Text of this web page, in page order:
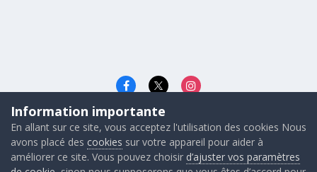
Langue
© 2026 - Gunners FRANCE
Powered by Invision Community
Information importante
En allant sur ce site, vous acceptez l'utilisation des cookies Nous
avons placé des cookies sur votre appareil pour aider à
améliorer ce site. Vous pouvez choisir d’ajuster vos paramètres